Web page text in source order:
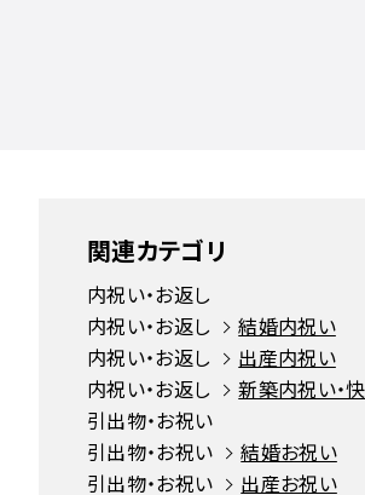
関連カテゴリ
内祝い・お返し
内祝い・お返し
結婚内祝い
内祝い・お返し
出産内祝い
内祝い・お返し
新築内祝い・
引出物・お祝い
引出物・お祝い
結婚お祝い
引出物・お祝い
出産お祝い